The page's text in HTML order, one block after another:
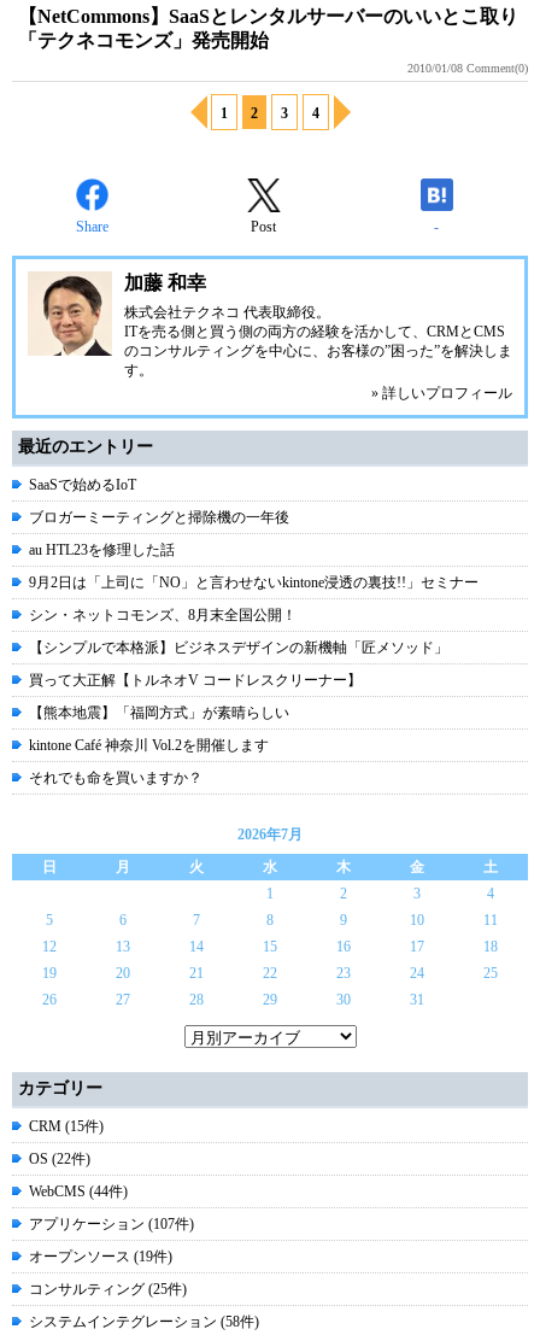
【NetCommons】SaaSとレンタルサーバーのいいとこ取り
「テクネコモンズ」発売開始
2010/01/08 Comment(0)
1 2 3 4
Share Post -
加藤 和幸
株式会社テクネコ 代表取締役。
ITを売る側と買う側の両方の経験を活かして、CRMとCMS
のコンサルティングを中心に、お客様の”困った”を解決しま
す。
» 詳しいプロフィール
最近のエントリー
SaaSで始めるIoT
ブロガーミーティングと掃除機の一年後
au HTL23を修理した話
9月2日は「上司に「NO」と言わせないkintone浸透の裏技!!」セミナー
シン・ネットコモンズ、8月末全国公開！
【シンプルで本格派】ビジネスデザインの新機軸「匠メソッド」
買って大正解【トルネオV コードレスクリーナー】
【熊本地震】「福岡方式」が素晴らしい
kintone Café 神奈川 Vol.2を開催します
それでも命を買いますか？
2026年7月
日
月 火 水 木 金
土
1
2 3
4
5
6 7 8 9 10
11
12
13 14 15 16 17
18
19
20 21 22 23 24
25
26
27 28 29 30 31
カテゴリー
CRM (15件)
OS (22件)
WebCMS (44件)
アプリケーション (107件)
オープンソース (19件)
コンサルティング (25件)
システムインテグレーション (58件)